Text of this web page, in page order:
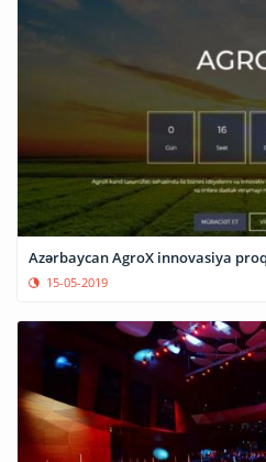
Azərbaycan AgroX innovasiya
15-05-2019